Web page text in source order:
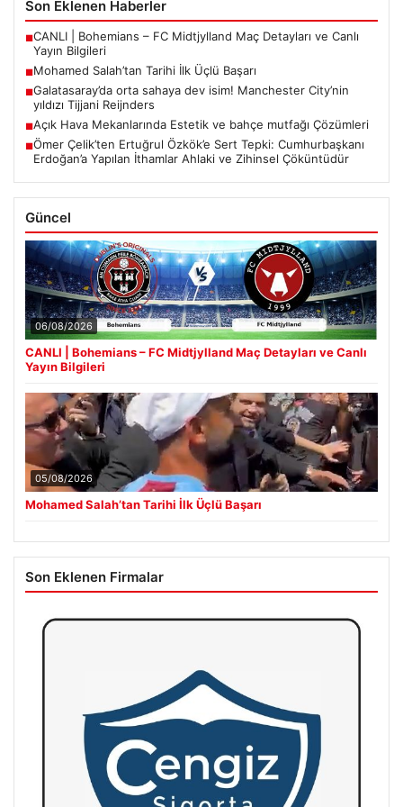
Son Eklenen Haberler
■CANLI | Bohemians – FC Midtjylland Maç Detayları ve Canlı
Yayın Bilgileri
■Mohamed Salah’tan Tarihi İlk Üçlü Başarı
■Galatasaray’da orta sahaya dev isim! Manchester City’nin
yıldızı Tijjani Reijnders
■Açık Hava Mekanlarında Estetik ve bahçe mutfağı Çözümleri
■Ömer Çelik’ten Ertuğrul Özkök’e Sert Tepki: Cumhurbaşkanı
Erdoğan’a Yapılan İthamlar Ahlaki ve Zihinsel Çöküntüdür
Güncel
06/08/2026
CANLI | Bohemians – FC Midtjylland Maç Detayları ve Canlı
Yayın Bilgileri
05/08/2026
Mohamed Salah’tan Tarihi İlk Üçlü Başarı
Son Eklenen Firmalar